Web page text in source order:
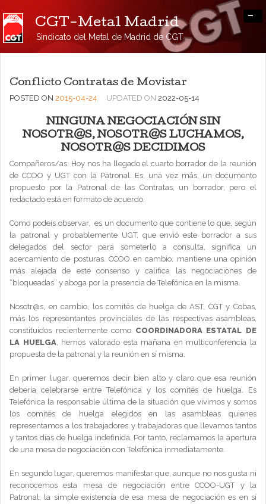
CGT-Metal Madrid
Sindicato del Metal de Madrid de CGT
-
Conflicto Contratas de Movistar
POSTED ON 2015-04-24 UPDATED ON 2022-05-14
NINGUNA NEGOCIACIÓN SIN
NOSOTR@S, NOSOTR@S LUCHAMOS,
NOSOTR@S DECIDIMOS
Compañeros/as: Hoy nos ha llegado el cuarto borrador de la reunión
de CCOO y UGT con la Patronal. Es, una vez más, un documento
propuesto por la Patronal de las Contratas, un borrador, pero el
redactado está en formato de acuerdo.
Como podeis observar, es un documento que contiene lo que, según
la patronal y probablemente UGT, que envió este borrador a sus
delegados del sector para someterlo a consulta, significa un
acercamiento de posturas. CCOO en cambio, mantiene una opinión
más alejada de este consenso y califica las negociaciones de
“bloqueadas” y aboga por la presencia de Telefónica en la misma.
Nosotr@s, en cambio, los comités de huelga de AST, CGT y Cobas,
más los representantes provinciales de las respectivas asambleas,
constituidos recientemente como COORDINADORA ESTATAL DE
LA HUELGA, hemos valorado esta mañana en multiconferencia la
propuesta de la patronal y la reunión en sí misma.
En primer lugar, queremos decir bien alto y claro que esa reunión
debería celebrarse entre Telefónica y los comités de huelga. Es
Telefónica la responsable última de la situación que vivimos y somos
los comités de huelga elegidos en las asambleas quienes
representamos a los trabajadores y trabajadoras que llevamos tantos
y tantos días de huelga indefinida. Por tanto, reclamamos la apertura
de una mesa de negociación con Telefónica inmediatamente.
En segundo lugar, queremos manifestar que, aunque no nos gusta ni
reconocemos esta mesa de negociación entre CCOO-UGT y la
Patronal, la simple existencia de esa mesa de negociación es en sí